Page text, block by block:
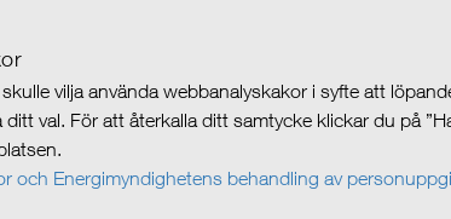
vilja använda webbanalyskakor i syfte att
val. För att återkalla ditt samtycke klickar du på
och Energimyndighetens behandling av